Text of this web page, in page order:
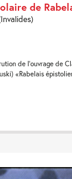
de
de l'ouvrage de
«Rabelais